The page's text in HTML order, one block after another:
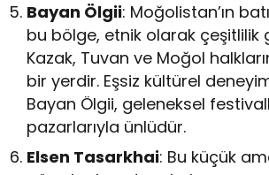
Bayan Ölgii: Moğolistan’ın
bu bölge, etnik olarak çeşitlilik
Kazak, Tuvan ve Moğol
bir yerdir. Eşsiz kültürel
Bayan Ölgii, geleneksel
pazarlarıyla ünlüdür.
Elsen Tasarkhai: Bu küçük